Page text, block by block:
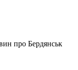
про Бердянськ